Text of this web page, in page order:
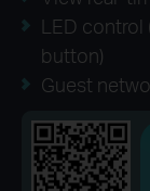
LED
button)
Guest